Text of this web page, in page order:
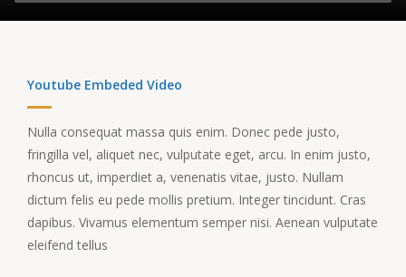
Youtube Embeded Video
Nulla consequat massa quis enim. Donec pede justo,
fringilla vel, aliquet nec, vulputate eget, arcu. In enim justo,
rhoncus ut, imperdiet a, venenatis vitae, justo. Nullam
dictum felis eu pede mollis pretium. Integer tincidunt. Cras
dapibus. Vivamus elementum semper nisi. Aenean vulputate
eleifend tellus